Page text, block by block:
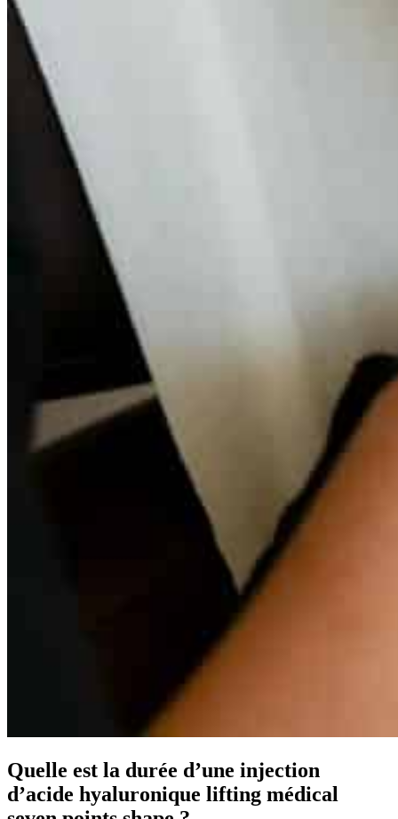
Quelle est la durée d’une injection
d’acide hyaluronique lifting médical